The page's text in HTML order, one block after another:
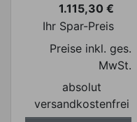
Preis
1.115,30 €
Ihr Spar-Preis
Preise inkl. ges.
MwSt.
absolut
versandkostenfrei